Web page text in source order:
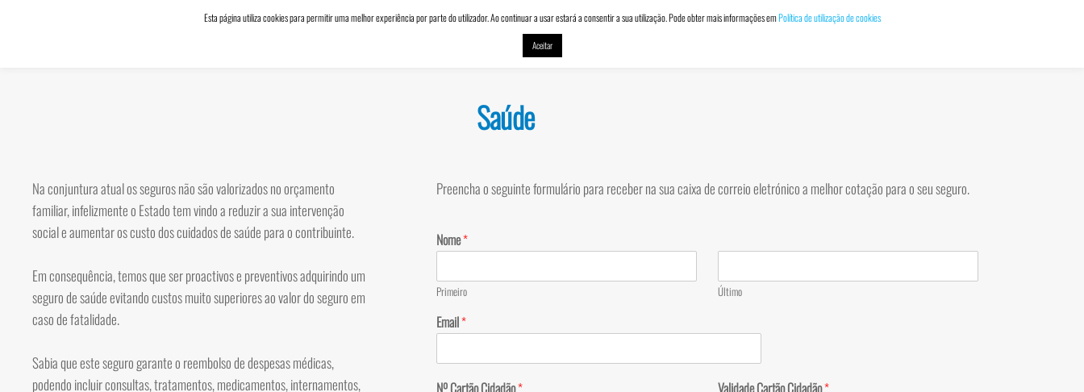
Saúde
Na conjuntura atual os seguros não são valorizados no orçamento
familiar, infelizmente o Estado tem vindo a reduzir a sua intervenção
social e aumentar os custo dos cuidados de saúde para o contribuinte.
Em consequência, temos que ser proactivos e preventivos adquirindo um
seguro de saúde evitando custos muito superiores ao valor do seguro em
caso de fatalidade.
Sabia que este seguro garante o reembolso de despesas médicas,
podendo incluir consultas, tratamentos, medicamentos, internamentos,
Preencha o seguinte formulário para receber na sua caixa de correio eletrónico a melhor cotação para o seu seguro.
Nome*
Primeiro Último
Email*
Nº Cartão Cidadão* Validade Cartão Cidadão*
Esta página utiliza cookies para permitir uma melhor experiência por parte do utilizador. Ao continuar a usar estará a consentir a sua utilização. Pode obter mais informações emPolítica de utilização de cookies
Aceitar